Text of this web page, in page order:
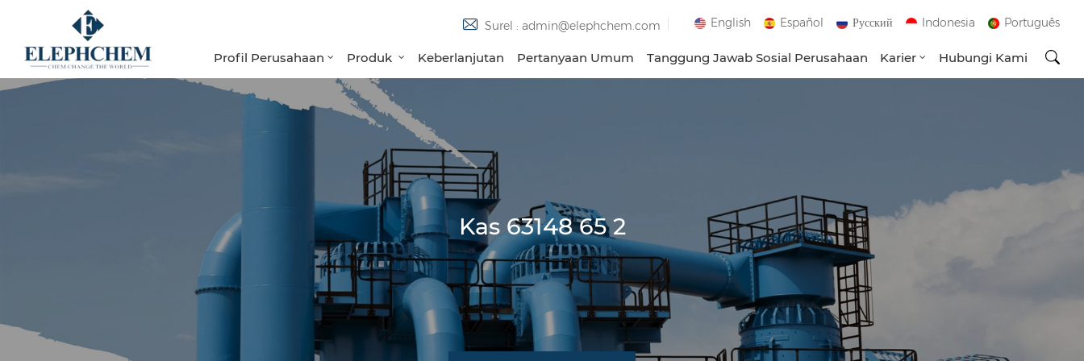
Surel : admin@elephchem.com English Español Русский Indonesia Português
Profil Perusahaan Produk Keberlanjutan Pertanyaan Umum Tanggung Jawab Sosial Perusahaan Karier Hubungi Kami
Kas 63148 65 2